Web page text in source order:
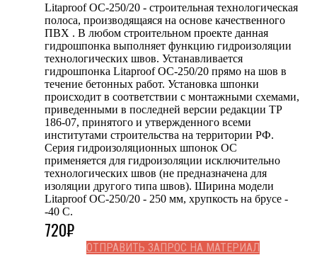
Litaproof OC-250/20 - строительная технологическая
полоса, производящаяся на основе качественного
ПВХ . В любом строительном проекте данная
гидрошпонка выполняет функцию гидроизоляции
технологических швов. Устанавливается
гидрошпонка Litaproof OC-250/20 прямо на шов в
течение бетонных работ. Установка шпонки
происходит в соответствии с монтажными схемами,
приведенными в последней версии редакции ТР
186-07, принятого и утвержденного всеми
институтами строительства на территории РФ.
Серия гидроизоляционных шпонок OC
применяется для гидроизоляции исключительно
технологических швов (не предназначена для
изоляции другого типа швов). Ширина модели
Litaproof OC-250/20 - 250 мм, хрупкость на брусе -
-40 С.
720₽
ОТПРАВИТЬ ЗАПРОС НА МАТЕРИАЛ